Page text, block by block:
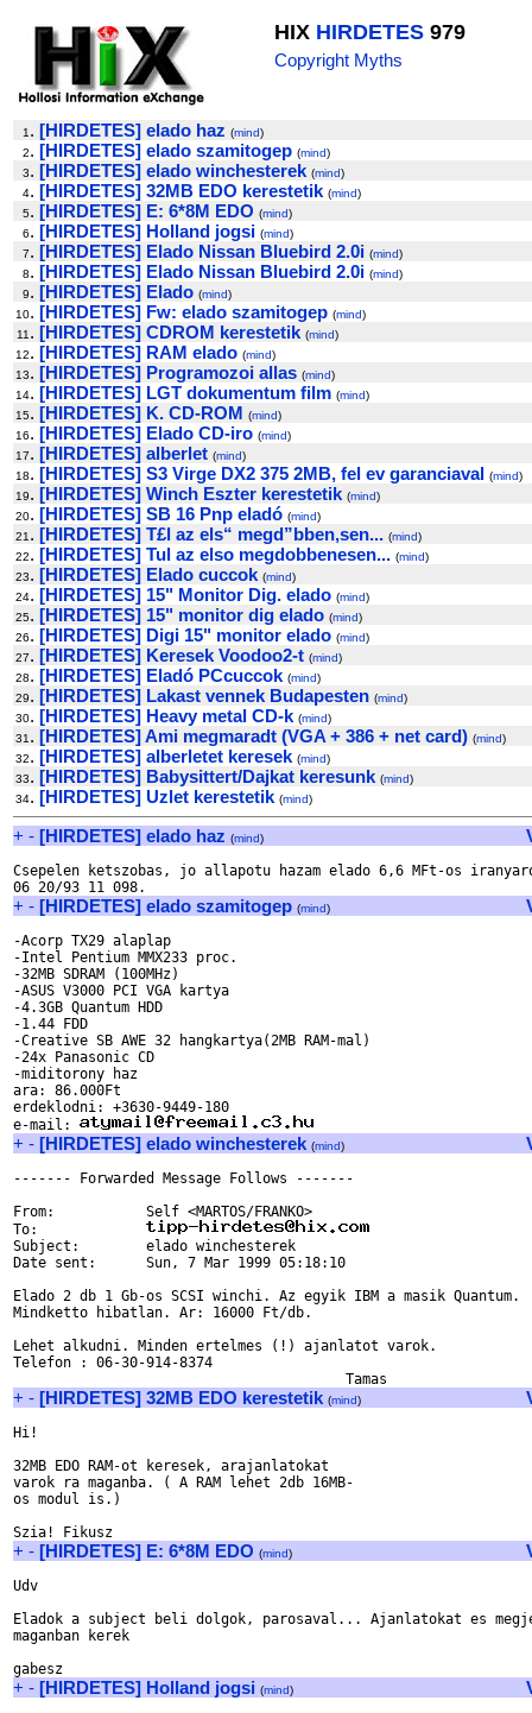
HIX HIRDETES 979
Copyright Myths
1 . [HIRDETES] elado haz (mind)
2. [HIRDETES] elado szamitogep (mind)
3. [HIRDETES] elado winchesterek (mind)
4. [HIRDETES] 32MB EDO kerestetik (mind)
5. [HIRDETES] E: 6*8M EDO (mind)
6. [HIRDETES] Holland jogsi (mind)
7. [HIRDETES] Elado Nissan Bluebird 2.0i (mind)
8. [HIRDETES] Elado Nissan Bluebird 2.0i (mind)
9. [HIRDETES] Elado (mind)
10. [HIRDETES] Fw: elado szamitogep (mind)
11 . [HIRDETES] CDROM kerestetik (mind)
12. [HIRDETES] RAM elado (mind)
13. [HIRDETES] Programozoi allas (mind)
14. [HIRDETES] LGT dokumentum film (mind)
15. [HIRDETES] K. CD-ROM (mind)
16. [HIRDETES] Elado CD-iro (mind)
17. [HIRDETES] alberlet (mind)
18. [HIRDETES] S3 Virge DX2 375 2MB, fel ev garanciaval (mind)
19. [HIRDETES] Winch Eszter kerestetik (mind)
20. [HIRDETES] SB 16 Pnp eladó (mind)
21 . [HIRDETES] T£l az els“ megd”bben‚sen... (mind)
22. [HIRDETES] Tul az elso megdobbenesen... (mind)
23. [HIRDETES] Elado cuccok (mind)
24. [HIRDETES] 15" Monitor Dig. elado (mind)
25. [HIRDETES] 15" monitor dig elado (mind)
26. [HIRDETES] Digi 15" monitor elado (mind)
27. [HIRDETES] Keresek Voodoo2-t (mind)
28. [HIRDETES] Eladó PCcuccok (mind)
29. [HIRDETES] Lakast vennek Budapesten (mind)
30. [HIRDETES] Heavy metal CD-k (mind)
31 . [HIRDETES] Ami megmaradt (VGA + 386 + net card) (mind)
32. [HIRDETES] alberletet keresek (mind)
33. [HIRDETES] Babysittert/Dajkat keresunk (mind)
34. [HIRDETES] Uzlet kerestetik (mind)
+ - [HIRDETES] elado haz (mind)
Csepelen ketszobas, jo allapotu hazam elado 6,6 MFt-os
+ - [HIRDETES] elado szamitogep (mind)
-Acorp TX29 alaplap
-Intel Pentium MMX233 proc.
-32MB SDRAM (100MHz)
-ASUS V3000 PCI VGA kartya
-4.3GB Quantum HDD
-1.44 FDD
-Creative SB AWE 32 hangkartya(2MB RAM-mal)
-24x Panasonic CD
-miditorony haz
ara: 86.000Ft
erdeklodni: +3630-9449-180
e-mail:
+ - [HIRDETES] elado winchesterek (mind)
------- Forwarded Message Follows -------
From:           Self <MARTOS/FRANKO>
To:
Subject:        elado winchesterek
Date sent:      Sun, 7 Mar 1999 05:18:10
Elado 2 db 1 Gb-os SCSI winchi. Az egyik IBM a masik Quantum.
Mindketto hibatlan. Ar: 16000 Ft/db.
Lehet alkudni. Minden ertelmes (!) ajanlatot varok.
Telefon : 06-30-914-8374
+ - [HIRDETES] 32MB EDO kerestetik (mind)
Hi!
32MB EDO RAM-ot keresek, arajanlatokat
varok ra maganba. ( A RAM lehet 2db 16MB-
os modul is.)
+ - [HIRDETES] E: 6*8M EDO (mind)
Udv
Eladok a subject beli dolgok, parosaval... Ajanlatokat es
maganban kerek
+ - [HIRDETES] Holland jogsi (mind)